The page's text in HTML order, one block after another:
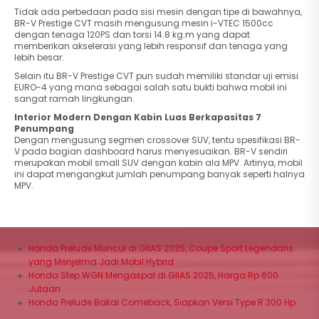
Tidak ada perbedaan pada sisi mesin dengan tipe di bawahnya,
BR-V Prestige CVT masih mengusung mesin i-VTEC 1500cc
dengan tenaga 120PS dan torsi 14.8 kg.m yang dapat
memberikan akselerasi yang lebih responsif dan tenaga yang
lebih besar.
Selain itu BR-V Prestige CVT pun sudah memiliki standar uji emisi
EURO-4 yang mana sebagai salah satu bukti bahwa mobil ini
sangat ramah lingkungan.
Interior Modern Dengan Kabin Luas Berkapasitas 7
Penumpang
Dengan mengusung segmen crossover SUV, tentu spesifikasi BR-
V pada bagian dashboard harus menyesuaikan. BR-V sendiri
merupakan mobil small SUV dengan kabin ala MPV. Artinya, mobil
ini dapat mengangkut jumlah penumpang banyak seperti halnya
MPV.
Honda Prelude Muncul di GIIAS 2025, Coupe Sport Legendaris
yang Menjelma Jadi Mobil Hybrid
Honda Step WGN Mengaspal di GIIAS 2025, Harga Rp 600
Jutaan
Honda Prelude Bakal Comeback, Siapkan Versi Type R 300 Hp